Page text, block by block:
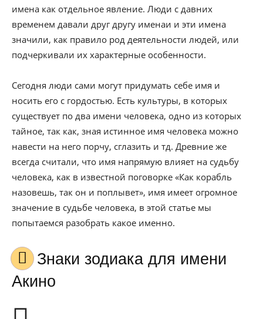
имена как отдельное явление. Люди с давних
временем давали друг другу именаи и эти имена
значили, как правило род деятельности людей, или
подчеркивали их характерные особенности.
Сегодня люди сами могут придумать себе имя и
носить его с гордостью. Есть культуры, в которых
существует по два имени человека, одно из которых
тайное, так как, зная истинное имя человека можно
навести на него порчу, сглазить и тд. Древние же
всегда считали, что имя напрямую влияет на судьбу
человека, как в известной поговорке «Как корабль
назовешь, так он и поплывет», имя имеет огромное
значение в судьбе человека, в этой статье мы
попытаемся разобрать какое именно.
Знаки зодиака для имени
Акино